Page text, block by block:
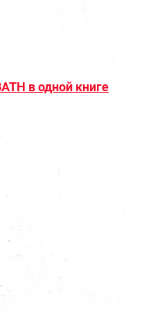
в одной книге